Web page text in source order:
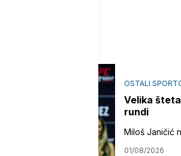
OSTALI
Velika
rundi
Miloš Janičić
01/08/2026